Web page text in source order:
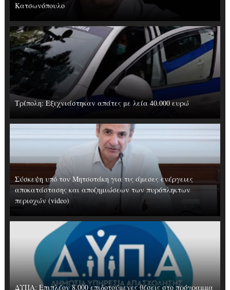
Κατσωνόπουλο
Τρίπολη: Εξιχνιάστηκαν απάτες με λεία 40.000 ευρώ
Σύσκεψη υπό τον Μητσοτάκη για τις άμεσες ενέργειες
αποκατάστασης και αποζημιώσεων των πυρόπληκτων
περιοχών (video)
ΔΥΠΑ: Επιπλέον 8.000 επιδοτούμενες θέσεις στο πρόγραμμα